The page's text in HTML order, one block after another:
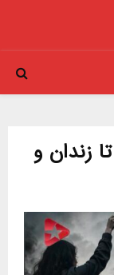
زندان و